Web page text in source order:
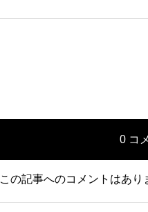
0 コ
この記事へのコメントはあり